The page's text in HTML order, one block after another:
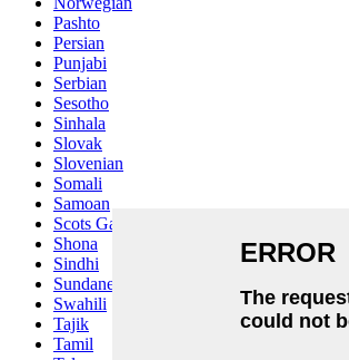
Pashto
Persian
Punjabi
Serbian
Sesotho
Sinhala
Slovak
Slovenian
Somali
Samoan
Scots Gaelic
Shona
Sindhi
Sundanese
Swahili
Tajik
Tamil